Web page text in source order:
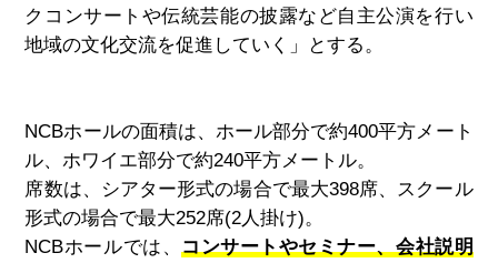
クコンサートや伝統芸能の披露など自主公演を行い
地域の文化交流を促進していく」とする。
NCBホールの面積は、ホール部分で約400平方メート
ル、ホワイエ部分で約240平方メートル。
席数は、シアター形式の場合で最大398席、スクール
形式の場合で最大252席(2人掛け)。
NCBホールでは、コンサートやセミナー、会社説明